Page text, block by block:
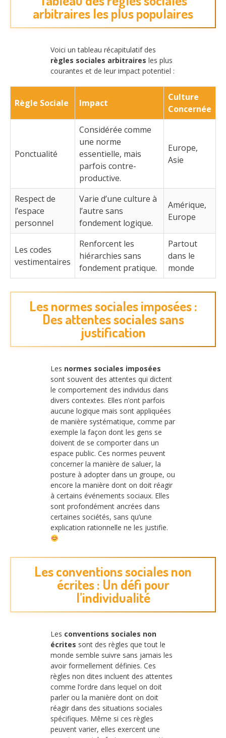
arbitraires les plus populaires
Voici un tableau récapitulatif des
règles sociales arbitraires les plus
courantes et de leur impact potentiel :
Règle Sociale Impact
Culture
Concernée
Ponctualité
Considérée comme
une norme
essentielle, mais
parfois contre-
productive.
Europe,
Asie
Respect de
l’espace
personnel
Varie d’une culture à
l’autre sans
fondement logique.
Amérique,
Europe
Les codes
vestimentaires
Renforcent les
hiérarchies sans
fondement pratique.
Partout
dans le
monde
Les normes sociales imposées :
Des attentes sociales sans
justification
Les normes sociales imposées
sont souvent des attentes qui dictent
le comportement des individus dans
divers contextes. Elles n’ont parfois
aucune logique mais sont appliquées
de manière systématique, comme par
exemple la façon dont les gens se
doivent de se comporter dans un
espace public. Ces normes peuvent
concerner la manière de saluer, la
posture à adopter dans un groupe, ou
encore la manière dont on doit réagir
à certains événements sociaux. Elles
sont profondément ancrées dans
certaines sociétés, sans qu’une
explication rationnelle ne les justifie.
Les conventions sociales non
écrites : Un défi pour
l’individualité
Les conventions sociales non
écrites sont des règles que tout le
monde semble suivre sans jamais les
avoir formellement définies. Ces
règles non dites incluent des attentes
comme l’ordre dans lequel on doit
parler ou la manière dont on doit
réagir dans des situations sociales
spécifiques. Même si ces règles
peuvent varier, elles exercent une